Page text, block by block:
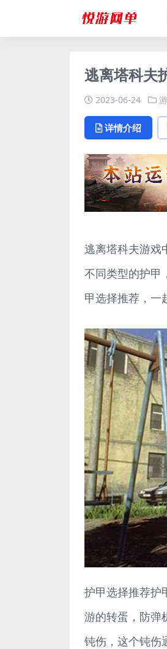
逃离塔科夫
2023-06-24
详情介绍
逃离塔科夫游戏
不同类型的护甲
甲选择推荐，一
护甲选择推荐护
游的转蛋，防弹
钝伤，这个钝伤